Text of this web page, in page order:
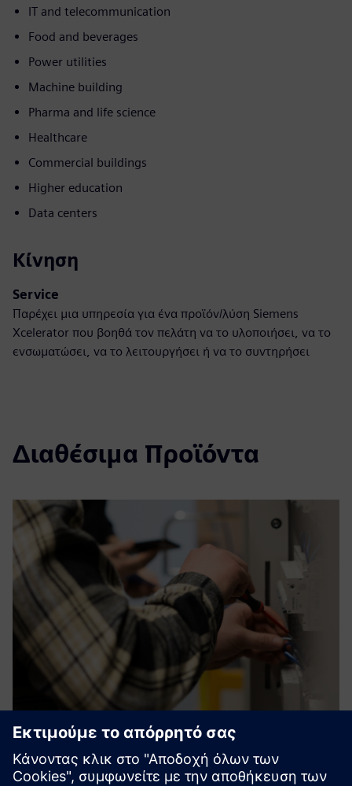
IT and telecommunication
Food and beverages
Power utilities
Machine building
Pharma and life science
Healthcare
Commercial buildings
Higher education
Data centers
Κίνηση
Service
Παρέχει μια υπηρεσία για ένα προϊόν/λύση Siemens
Xcelerator που βοηθά τον πελάτη να το υλοποιήσει, να το
ενσωματώσει, να το λειτουργήσει ή να το συντηρήσει
Διαθέσιμα Προϊόντα
Energy management